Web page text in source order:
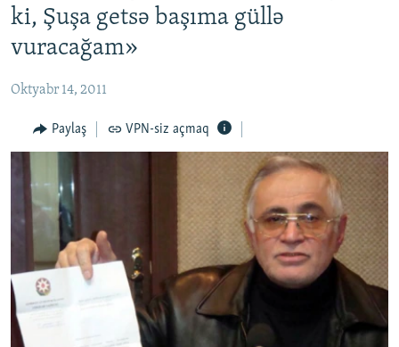
naviqasiyaya
qayıt
Axtarışa
#ƏSLINDƏ
QANUNI DOĞRU
ARAŞDIRMA
VIDEO
FOTOQALEREYA
İNFOQRAFIKA
KARIKATURA
RADIO ARXIV
OXU ZALI
AZƏRBAYCAN ƏDƏBIYYATI KITABXANASI
İSLAM VƏ DEMOKRATIYA
İZ - MƏDƏNIYYƏT PROQRAMI
HAQQIMIZDA
MISSIYAMIZ
PEŞƏ ETIKASI VƏ JURNALISTIKA STANDARTLARIMIZ
MATERIALLARIMIZDAN ISTIFADƏ
BIZI IZLƏ
ki, Şuşa getsə başıma güllə
vuracağam»
Oktyabr 14, 2011
Paylaş VPN-siz açmaq